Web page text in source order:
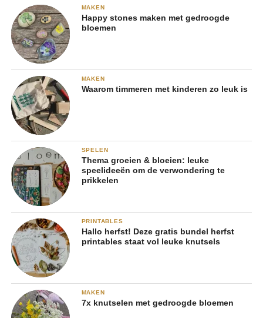
MAKEN
Happy stones maken met gedroogde
bloemen
MAKEN
Waarom timmeren met kinderen zo leuk is
SPELEN
Thema groeien & bloeien: leuke
speelideeën om de verwondering te
prikkelen
PRINTABLES
Hallo herfst! Deze gratis bundel herfst
printables staat vol leuke knutsels
MAKEN
7x knutselen met gedroogde bloemen